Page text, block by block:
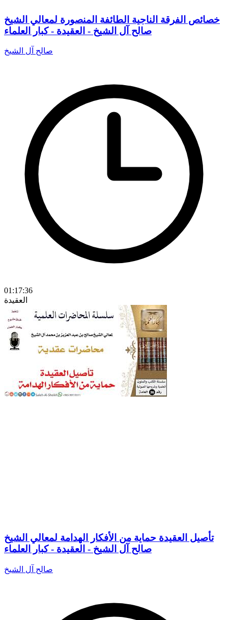
خصائص الفرقة الناجية الطائفة المنصورة لمعالي الشيخ
صالح آل الشيخ - العقيدة - كبار العلماء
صالح آل الشيخ
01:17:36
العقيدة
تأصيل العقيدة حماية من الأفكار الهدامة لمعالي الشيخ
صالح آل الشيخ - العقيدة - كبار العلماء
صالح آل الشيخ